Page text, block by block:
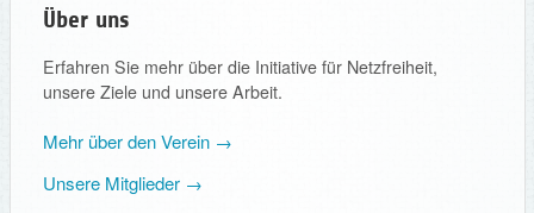
Über uns
Erfahren Sie mehr über die Initiative für Netzfreiheit,
unsere Ziele und unsere Arbeit.
Mehr über den Verein →
Unsere Mitglieder →